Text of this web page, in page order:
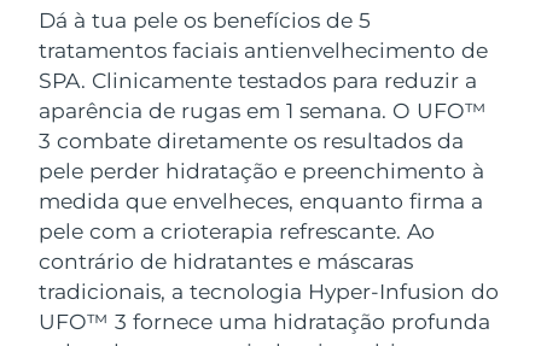
Dá à tua pele os benefícios de 5
tratamentos faciais antienvelhecimento de
SPA. Clinicamente testados para reduzir a
aparência de rugas em 1 semana. O UFO™
3 combate diretamente os resultados da
pele perder hidratação e preenchimento à
medida que envelheces, enquanto firma a
pele com a crioterapia refrescante. Ao
contrário de hidratantes e máscaras
tradicionais, a tecnologia Hyper-Infusion do
UFO™ 3 fornece uma hidratação profunda
Anti-aging massage
LUNA™ 4 Plus
Massage, LED heating
LUNA™ 4 Men
For men, anti-aging massage
Microcurrent toning
BEAR™ 2 go
Microcurrent toning on-the-go
BEAR™ 2 eyes & lips
Microcurrent line smoothing device
Hidratação
UFO™ 3 kit
Deep facial hydration
UFO™ 3 LED
Near-infrared and red light therapy
device
Cuidado oral
issa™ 4
Hybrid silicone sonic toothbrush
issa™ 4 plus
Smart hybrid silicone sonic toothbrush
TRATAMENTO ANTIENVELHECIMENTO
FAQ™
Antienvelhecimento Tratamentos LED
Bermudas Entrega prevista
Bósnia e
Herzegovina
Entrega prevista8/12/26
Brunei Entrega prevista8/14/26
Bulgária Entrega prevista8/9/26
Canadá Entrega prevista
Chile Entrega prevista8/13/26